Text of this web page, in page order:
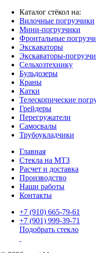
Каталог стёкол на:
Вилочные погрузчики
Мини-погрузчики
Фронтальные
Экскаваторы
Экскаваторы-
Сельхозтехнику
Бульдозеры
Краны
Катки
Телескопические
Грейдеры
Перегружатели
Самосвалы
Трубоукладчики
Главная
Стекла на МТЗ
Расчет и доставка
Производство
Наши работы
Контакты
+7 (910) 665-79-61
+7 (901) 999-39-71
Подобрать стекло